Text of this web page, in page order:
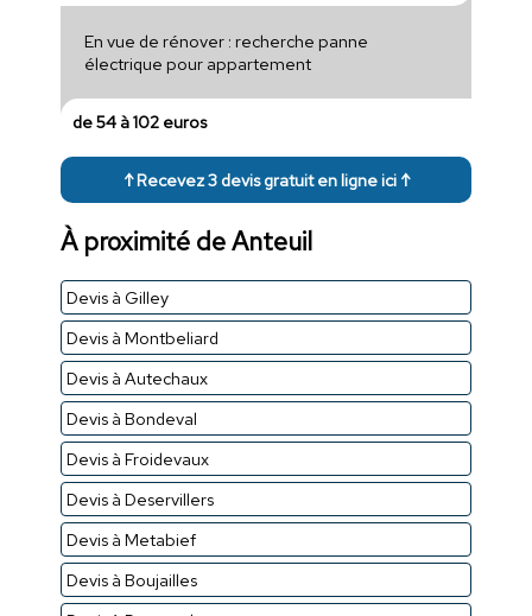
En vue de rénover : recherche panne
électrique pour appartement
de 54 à 102 euros
↑ Recevez 3 devis gratuit en ligne ici ↑
À proximité de Anteuil
Devis à Gilley
Devis à Montbeliard
Devis à Autechaux
Devis à Bondeval
Devis à Froidevaux
Devis à Deservillers
Devis à Metabief
Devis à Boujailles